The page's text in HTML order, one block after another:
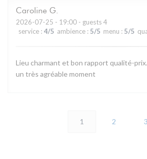
Caroline G
2026-07-25 - 19:00 - guests 4
service : 4/5 ambience : 5/5 menu : 5/5
Lieu charmant et bon rapport qualité-
un très agréable moment
1 2 3